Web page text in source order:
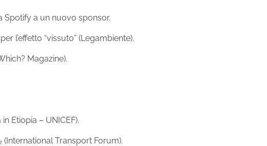
Spotify a un nuovo sponsor.
l’effetto “vissuto” (Legambiente).
Magazine).
Etiopia – UNICEF).
Transport Forum).